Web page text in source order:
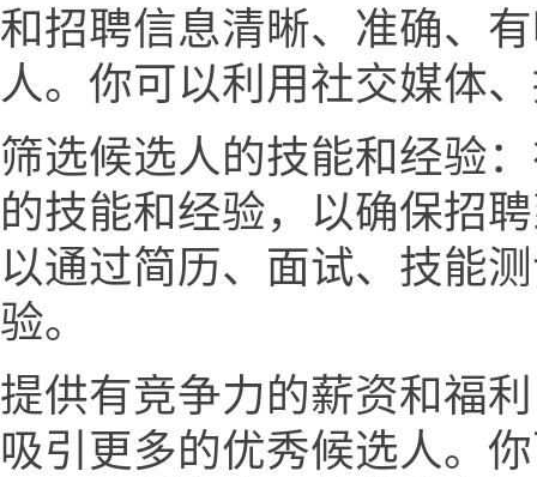
和招聘信息清晰、准确、
人。你可以利用社交媒体
筛选候选人的技能和经验
的技能和经验，以确保招
以通过简历、面试、技能
验。
提供有竞争力的薪资和福
吸引更多的优秀候选人。